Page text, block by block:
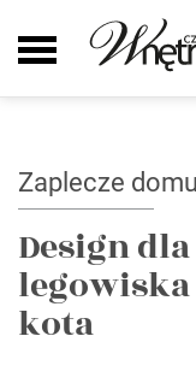
Zaplecze domu
Design
kota